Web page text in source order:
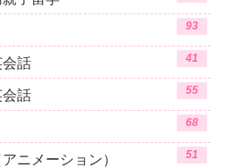
93
会話 41
話 55
68
ニメーション） 51